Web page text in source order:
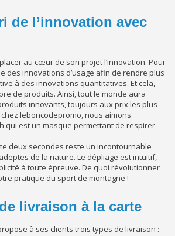
de l’innovation avec
au cœur de son projet l’innovation. Pour
des innovations d’usage afin de rendre plus
à des innovations quantitatives. Et cela,
de produits. Ainsi, tout le monde aura
innovants, toujours aux prix les plus
chez leboncodepromo, nous aimons
qui est un masque permettant de respirer
deux secondes reste un incontournable
de la nature. Le dépliage est intuitif,
à toute épreuve. De quoi révolutionner
pratique du sport de montagne !
livraison à la carte
à ses clients trois types de livraison :